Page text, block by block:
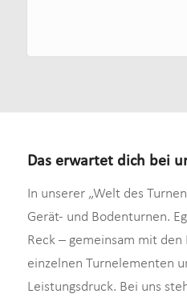
Das erwartet dich bei
In unserer „Welt des
Gerät- und Bodenturnen.
Reck – gemeinsam mit
einzelnen Turnelementen
Leistungsdruck. Bei uns